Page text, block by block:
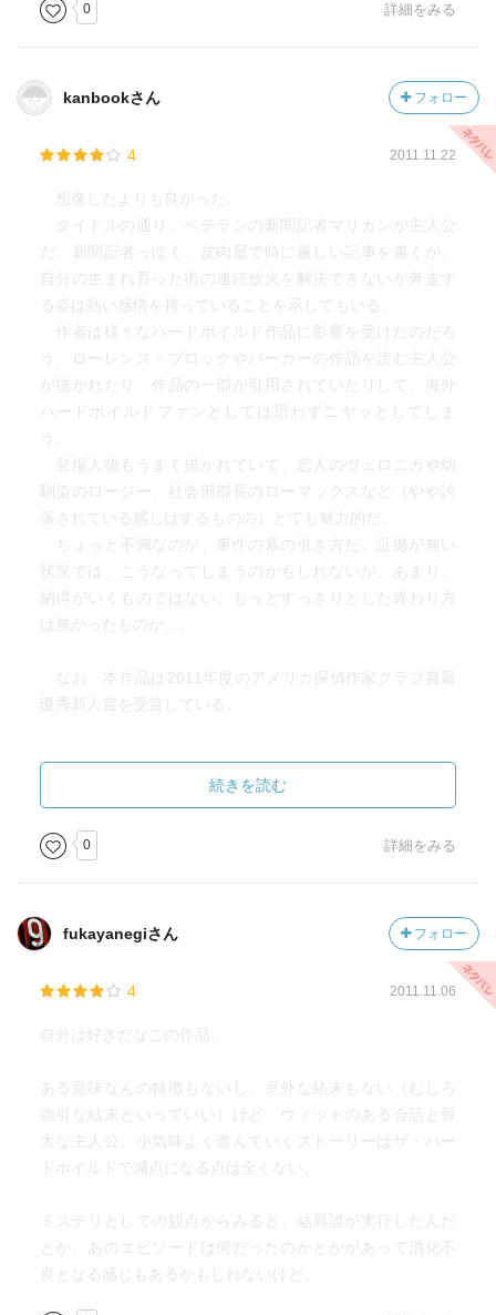
0 詳細をみる
kanbookさん フォロー
4 2011.11.22
想像したよりも良かった。
タイトルの通り、ベテランの新聞記者マリガンが主人公
だ。新聞記者っぽく、皮肉屋で時に厳しい記事を書くが、
自分の生まれ育った街の連続放火を解決できないか奔走す
る姿は熱い感情を持っていることを示してもいる。
作者は様々なハードボイルド作品に影響を受けたのだろ
う、ローレンス・ブロックやパーカーの作品を読む主人公
が描かれたり、作品の一部が引用されていたりして、海外
ハードボイルドファンとしては思わずニヤッとしてしま
う。
登場人物もうまく描かれていて、恋人のヴェロニカや幼
馴染のロージー、社会部部長のローマックスなど（やや誇
張されている感じはするものの）とても魅力的だ。
ちょっと不満なのが、事件の幕の引き方だ。証拠が無い
状況では、こうなってしまうのかもしれないが、あまり、
納得がいくものではない。もっとすっきりとした終わり方
は無かったものか...。
なお、本作品は2011年度のアメリカ探偵作家クラブ賞最
優秀新人賞を受賞している。
続きを読む
0 詳細をみる
fukayanegiさん フォロー
4 2011.11.06
自分は好きだなこの作品。
ある意味なんの特徴もないし、意外な結末もない（むしろ
強引な結末といっていい）けど、ウィットのある会話と骨
太な主人公、小気味よく進んでいくストーリーはザ・ハー
ドボイルドで減点になる点は全くない。
ミステリとしての観点からみると、結局誰が実行したんだ
とか、あのエピソードは何だったのかとかがあって消化不
良となる感じもあるかもしれないけど。